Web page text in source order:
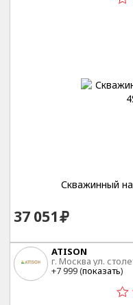
Скважинный
37 051
ATISON
г. Москва ул.
+7 999 (показать)